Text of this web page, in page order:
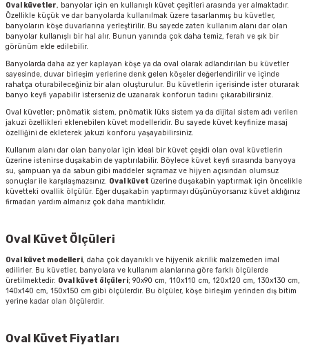
Oval küvetler, banyolar için en kullanışlı küvet çeşitleri arasında yer almaktadır.
Özellikle küçük ve dar banyolarda kullanılmak üzere tasarlanmış bu küvetler,
banyoların köşe duvarlarına yerleştirilir. Bu sayede zaten kullanım alanı dar olan
banyolar kullanışlı bir hal alır. Bunun yanında çok daha temiz, ferah ve şık bir
görünüm elde edilebilir.
Banyolarda daha az yer kaplayan köşe ya da oval olarak adlandırılan bu küvetler
sayesinde, duvar birleşim yerlerine denk gelen köşeler değerlendirilir ve içinde
rahatça oturabileceğiniz bir alan oluşturulur. Bu küvetlerin içerisinde ister oturarak
banyo keyfi yapabilir isterseniz de uzanarak konforun tadını çıkarabilirsiniz.
Oval küvetler; pnömatik sistem, pnömatik lüks sistem ya da dijital sistem adı verilen
jakuzi özellikleri eklenebilen küvet modelleridir. Bu sayede küvet keyfinize masaj
özelliğini de ekleterek jakuzi konforu yaşayabilirsiniz.
Kullanım alanı dar olan banyolar için ideal bir küvet çeşidi olan oval küvetlerin
üzerine istenirse duşakabin de yaptırılabilir. Böylece küvet keyfi sırasında banyoya
su, şampuan ya da sabun gibi maddeler sıçramaz ve hijyen açısından olumsuz
sonuçlar ile karşılaşmazsınız. Oval küvet üzerine duşakabin yaptırmak için öncelikle
küvetteki ovallik ölçülür. Eğer duşakabin yaptırmayı düşünüyorsanız küvet aldığınız
firmadan yardım almanız çok daha mantıklıdır.
Oval Küvet Ölçüleri
Oval küvet modelleri, daha çok dayanıklı ve hijyenik akrilik malzemeden imal
edilirler. Bu küvetler, banyolara ve kullanım alanlarına göre farklı ölçülerde
üretilmektedir. Oval küvet ölçüleri; 90x90 cm, 110x110 cm, 120x120 cm, 130x130 cm,
140x140 cm, 150x150 cm gibi ölçülerdir. Bu ölçüler, köşe birleşim yerinden dış bitim
yerine kadar olan ölçülerdir.
Oval Küvet Fiyatları